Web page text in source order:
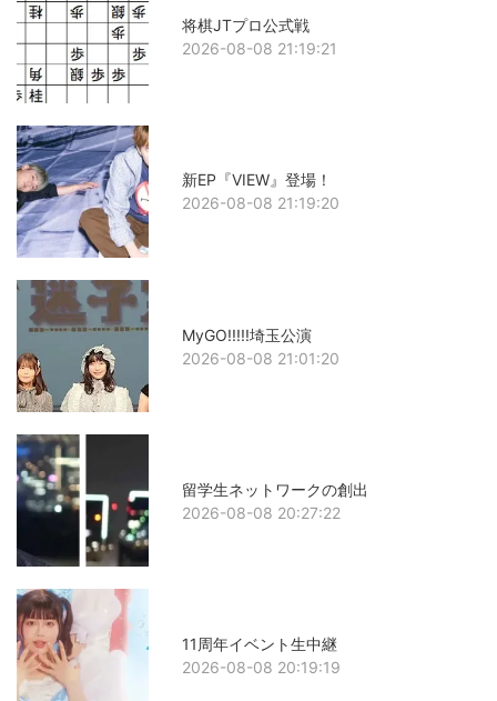
将棋JTプロ公式戦
2026-08-08 21:19:21
新EP『VIEW』登場！
2026-08-08 21:19:20
MyGO!!!!!埼玉公演
2026-08-08 21:01:20
留学生ネットワークの創出
2026-08-08 20:27:22
11周年イベント生中継
2026-08-08 20:19:19